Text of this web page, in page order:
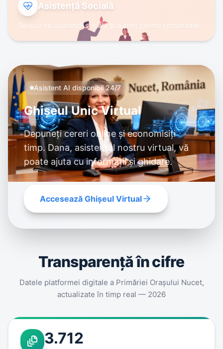
Asistență Socială
Servicii de asistență socială și suport pentru comunitate
Asistent AI disponibil 24/7
Ghișeul Unic Virtual
Depuneți cereri online și economisiți
timp. Dana, asistentul nostru virtual, vă
poate ajuta cu informații și ghidare.
Accesează Ghișeul Virtual
Transparenţă în cifre
Datele platformei digitale a Primăriei Oraşului Nucet,
actualizate în timp real — 2026
3.712